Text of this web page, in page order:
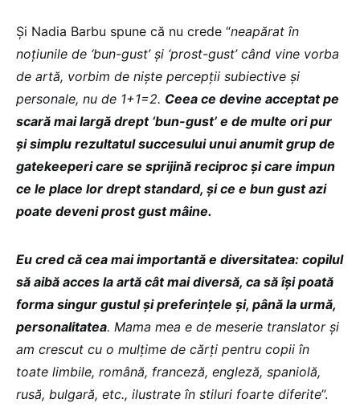
Și Nadia Barbu spune că nu crede “neapărat în
noțiunile de ‘bun-gust’ și ‘prost-gust’ când vine vorba
de artă, vorbim de niște percepții subiective și
personale, nu de 1+1=2. Ceea ce devine acceptat pe
scară mai largă drept ‘bun-gust’ e de multe ori pur
și simplu rezultatul succesului unui anumit grup de
gatekeeperi care se sprijină reciproc și care impun
ce le place lor drept standard, și ce e bun gust azi
poate deveni prost gust mâine.
Eu cred că cea mai importantă e diversitatea: copilul
să aibă acces la artă cât mai diversă, ca să își poată
forma singur gustul și preferințele și, până la urmă,
personalitatea. Mama mea e de meserie translator și
am crescut cu o mulțime de cărți pentru copii în
toate limbile, română, franceză, engleză, spaniolă,
rusă, bulgară, etc., ilustrate în stiluri foarte diferite”.